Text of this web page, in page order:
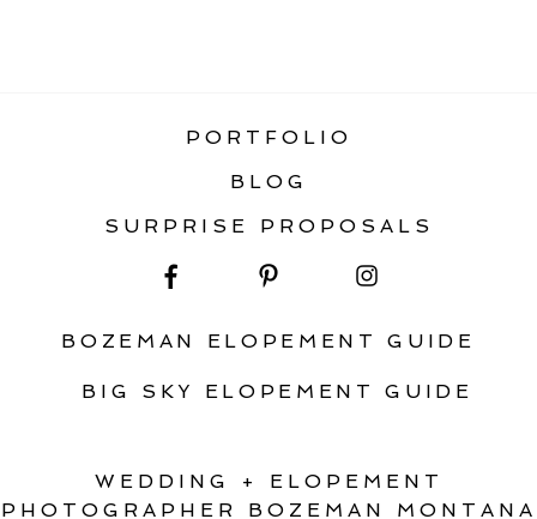
PORTFOLIO
BLOG
SURPRISE PROPOSALS
BOZEMAN ELOPEMENT GUIDE
BIG SKY ELOPEMENT GUIDE
WEDDING + ELOPEMENT
PHOTOGRAPHER BOZEMAN MONTANA